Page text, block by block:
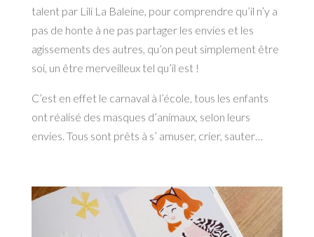
talent par Lili La Baleine, pour comprendre qu’il n’y a
pas de honte à ne pas partager les envies et les
agissements des autres, qu’on peut simplement être
soi, un être merveilleux tel qu’il est !
C’est en effet le carnaval à l’école, tous les enfants
ont réalisé des masques d’animaux, selon leurs
envies. Tous sont prêts à s’ amuser, crier, sauter…